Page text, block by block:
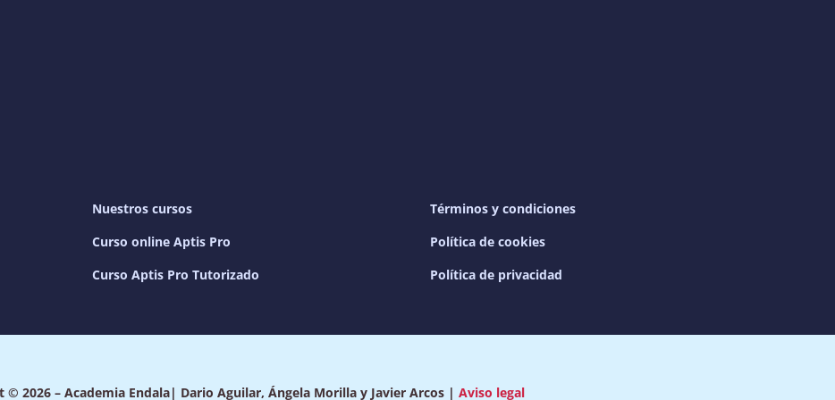
Nuestros cursos
Curso online Aptis Pro
Curso Aptis Pro Tutorizado
Términos y condiciones
Política de cookies
Política de privacidad
© 2026 – Academia Endala| Dario Aguilar, Ángela Morilla y Javier Arcos | Aviso legal